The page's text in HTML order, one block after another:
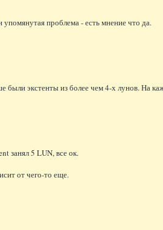
проблема - есть мнение что да.
были экстенты из более чем 4-х лунов. На
занял 5 LUN, все ок.
от чего-то еще.